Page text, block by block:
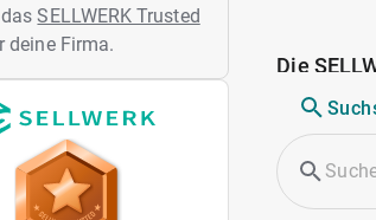
dasSELLWERK Trusted
deine Firma.
Die